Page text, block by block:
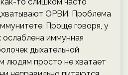
ОРВИ. Проблема
Проще говоря, у
иммунная
дыхательной
людям просто не хватает